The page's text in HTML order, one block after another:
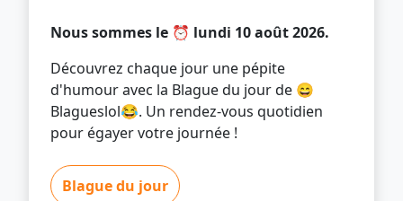
Nous sommes le ⏰ lundi 10 août 2026.
Découvrez chaque jour une pépite
d'humour avec la Blague du jour de 😄
Blagueslol😂. Un rendez-vous quotidien
pour égayer votre journée !
Blague du jour